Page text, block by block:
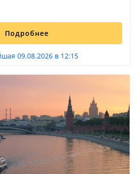
Подробнее
09.08.2026 в 12:15